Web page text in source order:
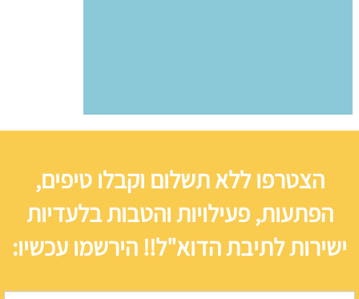
הצטרפו ללא תשלום וקבלו טיפים,
הפתעות, פעילויות והטבות בלעדיות
ישירות לתיבת הדוא"ל!! הירשמו עכשיו: